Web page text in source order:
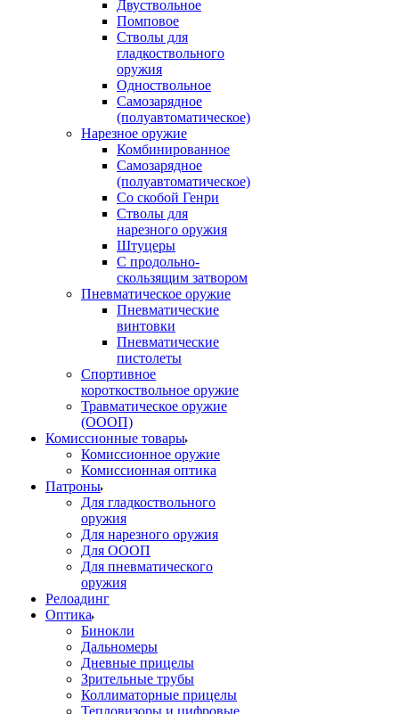
Двуствольное
Помповое
Стволы для
гладкоствольного
оружия
Одноствольное
Самозарядное
(полуавтоматическое)
Нарезное оружие
Комбинированное
Самозарядное
(полуавтоматическое)
Со скобой Генри
Стволы для
нарезного оружия
Штуцеры
С продольно-
скользящим затвором
Пневматическое оружие
Пневматические
винтовки
Пневматические
пистолеты
Спортивное
короткоствольное оружие
Травматическое оружие
(ОООП)
Комиссионные товары
Комиссионное оружие
Комиссионная оптика
Патроны
Для гладкоствольного
оружия
Для нарезного оружия
Для ОООП
Для пневматического
оружия
Релоадинг
Оптика
Бинокли
Дальномеры
Дневные прицелы
Зрительные трубы
Коллиматорные прицелы
Тепловизоры и цифровые